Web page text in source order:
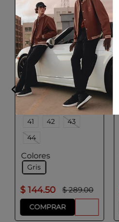
BOSS
Camisa slim fit
BECKHAM x BOSS en
punto de algodón
Talla
40
41
42
43
44
Colores
Gris
$ 144.50 $ 289.00
COMPRAR